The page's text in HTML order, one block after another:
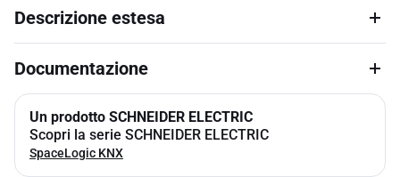
Descrizione estesa
Documentazione
Un prodotto SCHNEIDER ELECTRIC
Scopri la serie SCHNEIDER ELECTRIC
SpaceLogic KNX